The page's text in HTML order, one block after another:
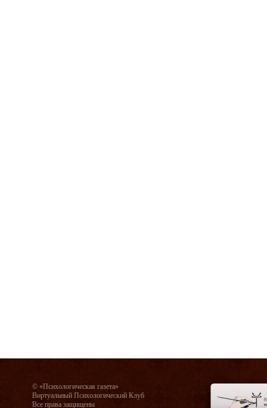
© «Психологическая газета»
Виртуальный Психологический Клуб
Все права защищены